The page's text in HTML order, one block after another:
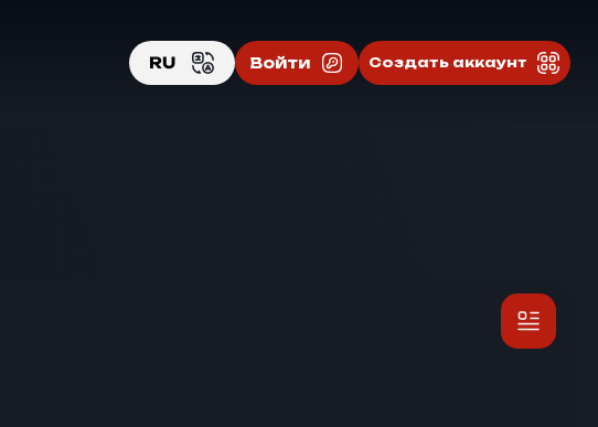
RU Войти Создать аккаунт